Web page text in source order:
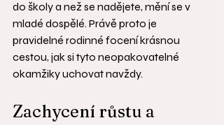
do školy a než se nadějete, mění se v
mladé dospělé. Právě proto je
pravidelné rodinné focení krásnou
cestou, jak si tyto neopakovatelné
okamžiky uchovat navždy.
Zachycení růstu a